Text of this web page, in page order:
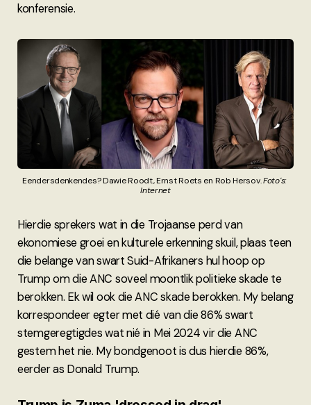
konferensie.
Eendersdenkendes? Dawie Roodt, Ernst Roets en Rob Hersov. Foto's:
Internet
Hierdie sprekers wat in die Trojaanse perd van
ekonomiese groei en kulturele erkenning skuil, plaas teen
die belange van swart Suid-Afrikaners hul hoop op
Trump om die ANC soveel moontlik politieke skade te
berokken. Ek wil ook die ANC skade berokken. My belang
korrespondeer egter met dié van die 86% swart
stemgeregtigdes wat nié in Mei 2024 vir die ANC
gestem het nie. My bondgenoot is dus hierdie 86%,
eerder as Donald Trump.